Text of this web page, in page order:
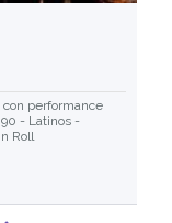
con performance
- Latinos -
Roll